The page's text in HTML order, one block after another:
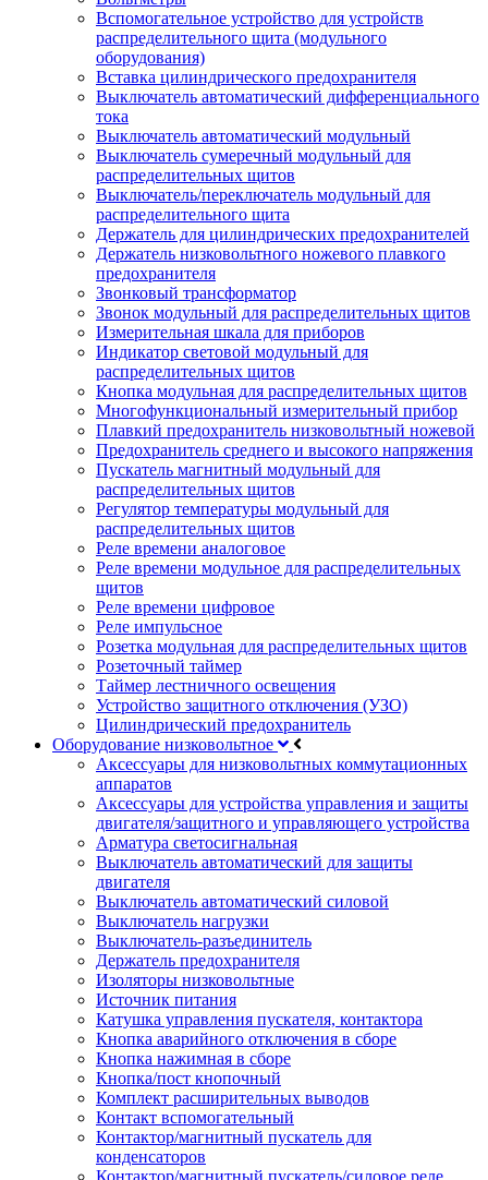
Вспомогательное устройство для устройств
распределительного щита (модульного
оборудования)
Вставка цилиндрического предохранителя
Выключатель автоматический дифференциального
тока
Выключатель автоматический модульный
Выключатель сумеречный модульный для
распределительных щитов
Выключатель/переключатель модульный для
распределительного щита
Держатель для цилиндрических предохранителей
Держатель низковольтного ножевого плавкого
предохранителя
Звонковый трансформатор
Звонок модульный для распределительных щитов
Измерительная шкала для приборов
Индикатор световой модульный для
распределительных щитов
Кнопка модульная для распределительных щитов
Многофункциональный измерительный прибор
Плавкий предохранитель низковольтный ножевой
Предохранитель среднего и высокого напряжения
Пускатель магнитный модульный для
распределительных щитов
Регулятор температуры модульный для
распределительных щитов
Реле времени аналоговое
Реле времени модульное для распределительных
щитов
Реле времени цифровое
Реле импульсное
Розетка модульная для распределительных щитов
Розеточный таймер
Таймер лестничного освещения
Устройство защитного отключения (УЗО)
Цилиндрический предохранитель
Оборудование низковольтное
Аксессуары для низковольтных коммутационных
аппаратов
Аксессуары для устройства управления и защиты
двигателя/защитного и управляющего устройства
Арматура светосигнальная
Выключатель автоматический для защиты
двигателя
Выключатель автоматический силовой
Выключатель нагрузки
Выключатель-разъединитель
Держатель предохранителя
Изоляторы низковольтные
Источник питания
Катушка управления пускателя, контактора
Кнопка аварийного отключения в сборе
Кнопка нажимная в сборе
Кнопка/пост кнопочный
Комплект расширительных выводов
Контакт вспомогательный
Контактор/магнитный пускатель для
конденсаторов
Контактор/магнитный пускатель/силовое реле